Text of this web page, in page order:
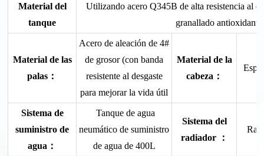
Material del
tanque
Utilizando acero Q345B de alta resistencia al
granallado antioxidante
Material de las
palas：
Acero de aleación de 4#
de grosor (con banda
resistente al desgaste
para mejorar la vida útil
Material de la
cabeza：
Sistema de
suministro de
agua：
Tanque de agua
neumático de suministro
de agua de 400L
Sistema del
radiador ：